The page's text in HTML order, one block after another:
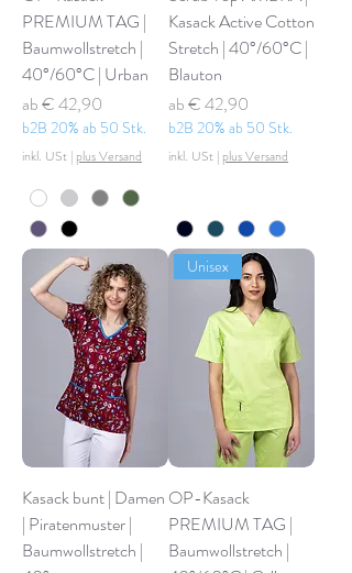
PREMIUM TAG |
Baumwollstretch |
40°/60°C | Urban
ab€ 42,90
Sale-Preis
b2B 20% ab 50 Stk.
inkl. USt | plus Versand
Kasack Active Cotton
Stretch | 40°/60°C |
Blauton
ab€ 42,90
Sale-Preis
b2B 20% ab 50 Stk.
inkl. USt | plus Versand
Kasack bunt | Damen
| Piratenmuster |
Baumwollstretch |
Unisex
OP-Kasack
PREMIUM TAG |
Baumwollstretch |